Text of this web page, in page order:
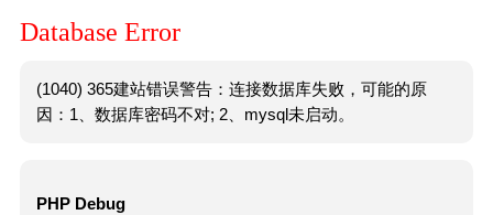
Database Error
(1040) 365建站错误警告：连接数据库失败，可能的原
因：1、数据库密码不对; 2、mysql未启动。
PHP Debug